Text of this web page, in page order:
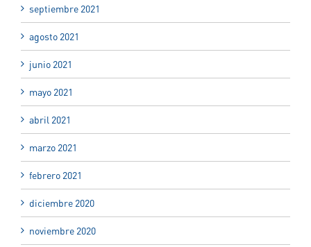
septiembre 2021
agosto 2021
junio 2021
mayo 2021
abril 2021
marzo 2021
febrero 2021
diciembre 2020
noviembre 2020